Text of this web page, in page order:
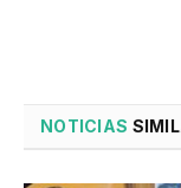
NOTICIAS